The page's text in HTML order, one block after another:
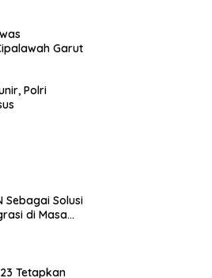
Garut
Polri
Sebagai Solusi
di Masa
Tetapkan